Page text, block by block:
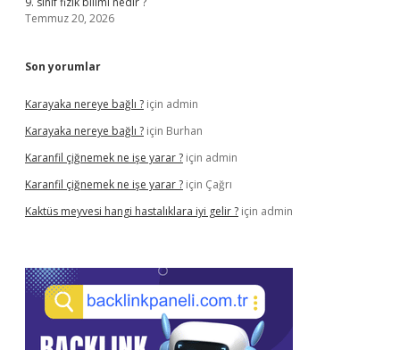
Temmuz 20, 2026
Son yorumlar
Karayaka nereye bağlı ? için admin
Karayaka nereye bağlı ? için Burhan
Karanfil çiğnemek ne işe yarar ? için admin
Karanfil çiğnemek ne işe yarar ? için Çağrı
Kaktüs meyvesi hangi hastalıklara iyi gelir ? için admin